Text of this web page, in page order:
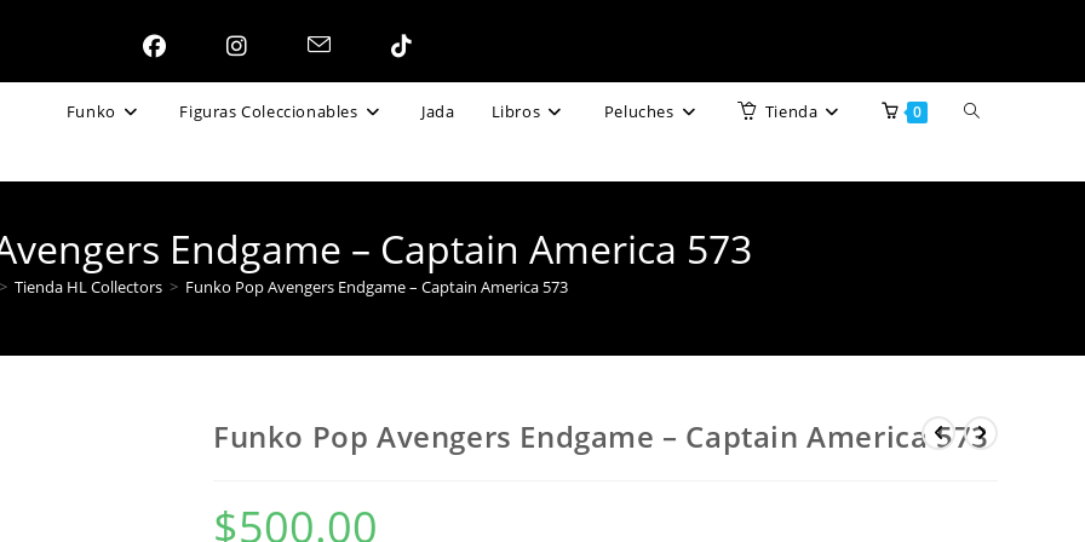
Funko Figuras Coleccionables Jada Libros Peluches Tienda 0 Alternar
Endgame – Captain America 573
> Tienda HL Collectors > Funko Pop Avengers Endgame – Captain America 573
Funko Pop Avengers Endgame – Captain America 573
$500.00